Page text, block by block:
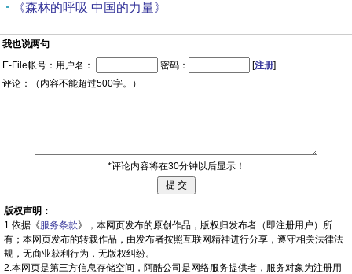
《森林的呼吸 中国的力量》
我也说两句
E-File帐号：用户名：
密码： [注册]
评论：（内容不能超过500字。）
*评论内容将在30分钟以后显示！
版权声明：
1.依据《服务条款》，本网页发布的原创作品，版权归发布者（即注册用户）所
有；本网页发布的转载作品，由发布者按照互联网精神进行分享，遵守相关法律法
规，无商业获利行为，无版权纠纷。
2.本网页是第三方信息存储空间，阿酷公司是网络服务提供者，服务对象为注册用